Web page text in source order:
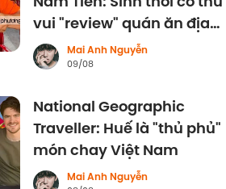
vui "review" quán ăn địa
phươngMai Anh Nguyễn
09/08
National Geographic
Traveller: Huế là "thủ phủ"
món chay Việt Nam
Mai Anh Nguyễn